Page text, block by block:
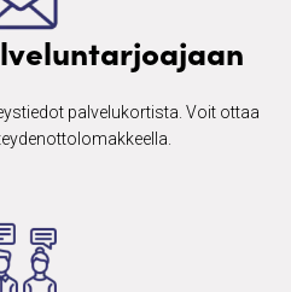
palvelukortista. Voit ottaa